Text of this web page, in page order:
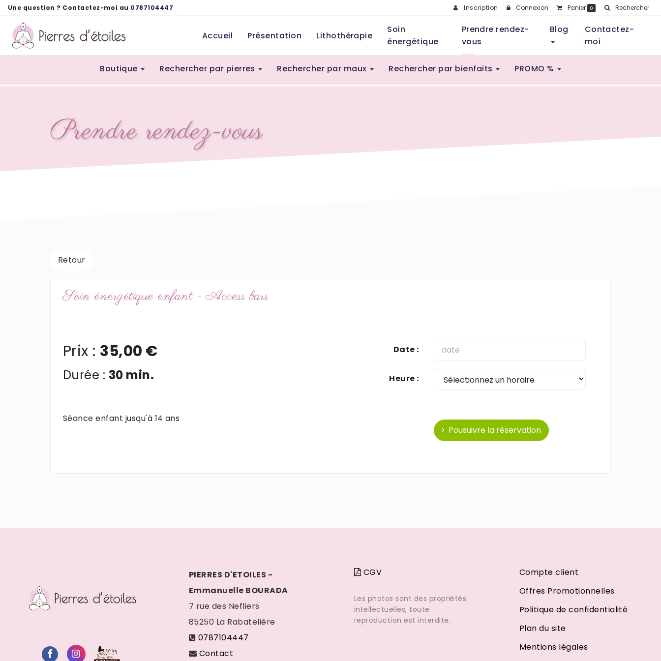
Accueil Présentation Lithothérapie
Soin
énergétique
Prendre rendez-
vous
Blog
Contactez-
moi
Boutique Rechercher par pierres Rechercher par maux Rechercher par bienfaits PROMO %
Prendre rendez-vous
Retour
Soin énergétique enfant - Access bars
Prix : 35,00 €
Durée : 30 min.
Séance enfant jusqu'à 14 ans
Date :
Heure :
Pousuivre la réservation
Une question ? Contactez-moi au 0787104447 Inscription Connexion Panier 0 Rechercher
PIERRES D'ETOILES -
Emmanuelle BOURADA
7 rue des Nefliers
85250 La Rabatelière
0787104447
Contact
CGV
Les photos sont des propriétés
intellectuelles, toute
reproduction est interdite.
Compte client
Offres Promotionnelles
Politique de confidentialité
Plan du site
Mentions légales
Panneau de gestion des cookies